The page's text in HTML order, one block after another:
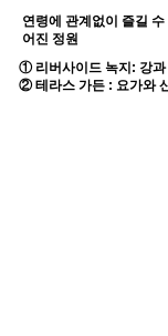
연령에 관계없이 즐길
어진 정원
① 리버사이드 녹지: 강과
② 테라스 가든 : 요가와